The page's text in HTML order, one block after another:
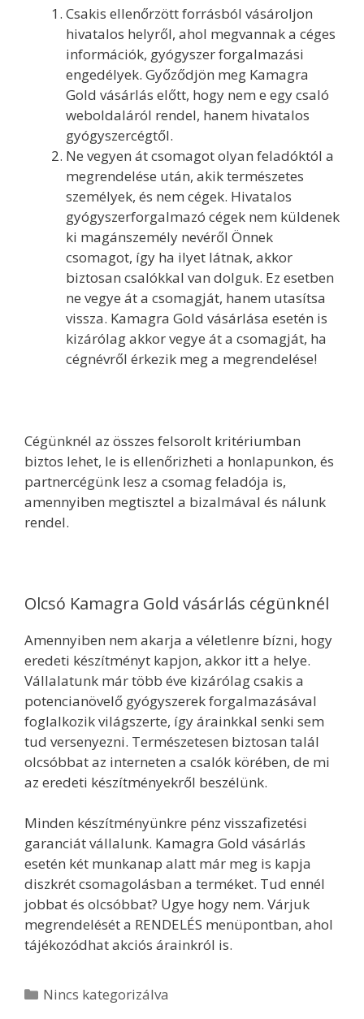
Csakis ellenőrzött forrásból vásároljon
hivatalos helyről, ahol megvannak a céges
információk, gyógyszer forgalmazási
engedélyek. Győződjön meg Kamagra
Gold vásárlás előtt, hogy nem e egy csaló
weboldaláról rendel, hanem hivatalos
gyógyszercégtől.
Ne vegyen át csomagot olyan feladóktól a
megrendelése után, akik természetes
személyek, és nem cégek. Hivatalos
gyógyszerforgalmazó cégek nem küldenek
ki magánszemély nevéről Önnek
csomagot, így ha ilyet látnak, akkor
biztosan csalókkal van dolguk. Ez esetben
ne vegye át a csomagját, hanem utasítsa
vissza. Kamagra Gold vásárlása esetén is
kizárólag akkor vegye át a csomagját, ha
cégnévről érkezik meg a megrendelése!
Cégünknél az összes felsorolt kritériumban
biztos lehet, le is ellenőrizheti a honlapunkon, és
partnercégünk lesz a csomag feladója is,
amennyiben megtisztel a bizalmával és nálunk
rendel.
Olcsó Kamagra Gold vásárlás cégünknél
Amennyiben nem akarja a véletlenre bízni, hogy
eredeti készítményt kapjon, akkor itt a helye.
Vállalatunk már több éve kizárólag csakis a
potencianövelő gyógyszerek forgalmazásával
foglalkozik világszerte, így árainkkal senki sem
tud versenyezni. Természetesen biztosan talál
olcsóbbat az interneten a csalók körében, de mi
az eredeti készítményekről beszélünk.
Minden készítményünkre pénz visszafizetési
garanciát vállalunk. Kamagra Gold vásárlás
esetén két munkanap alatt már meg is kapja
diszkrét csomagolásban a terméket. Tud ennél
jobbat és olcsóbbat? Ugye hogy nem. Várjuk
megrendelését a RENDELÉS menüpontban, ahol
tájékozódhat akciós árainkról is.
Kategória
Nincs kategorizálva